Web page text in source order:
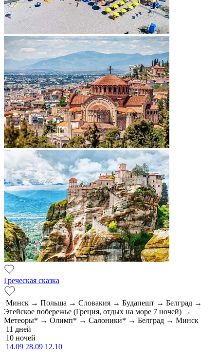
Греческая сказка
Минск → Польша → Словакия → Будапешт → Белград →
Эгейское побережье (Греция, отдых на море 7 ночей) →
Метеоры* → Олимп* → Салоники* → Белград → Минск
11 дней
10 ночей
14.09 28.09 12.10